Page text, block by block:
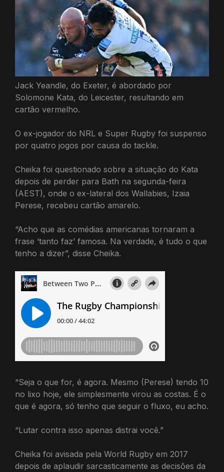
Jack Yeandle, do Exeter, é abordado por
Solomone Kata, do Leicester, resultando em
cartão vermelho.
O ex-jogador do NRL e Super Rugby foi suspenso
por quatro jogos por causa do tackle.
Cheika foi questionado sobre a situação do Kata
depois de perder para Bath na segunda-feira
(AEST), onde o ex-lateral dos Wallabies, Izaia
Perese, recebeu cartão amarelo.
“Acho que as comédias americanas tornaram a
frase ‘tanto faz’ famosa. Na verdade, é tudo o que
tenho a dizer”, disse Cheika.
“Seja o que for, é agora. Mesmo (Perese) tendo 10
no lixo hoje, ele simplesmente virou as costas. É o
que é agora, só tenho que seguir o fluxo, eu acho.
“Lutar contra isso apenas distrai você.”
Cheika foi avisada pela World Rugby em 2017
depois de aplaudir sarcasticamente as decisões da